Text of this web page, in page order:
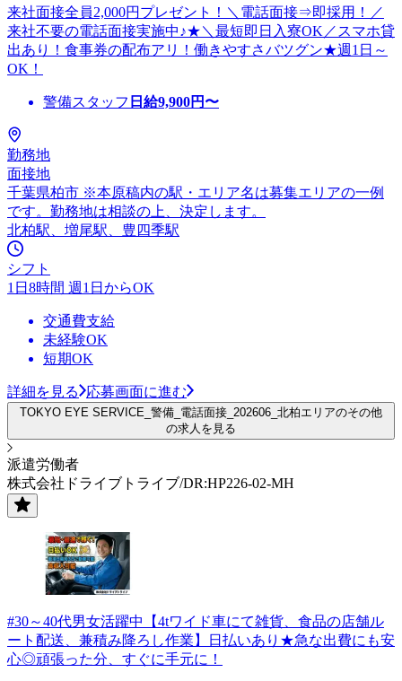
来社面接全員2,000円プレゼント！＼電話面接⇒即採用！／
来社不要の電話面接実施中♪★＼最短即日入寮OK／スマホ貸
出あり！食事券の配布アリ！働きやすさバツグン★週1日～
OK！
警備スタッフ 日給9,900円〜
勤務地
面接地
千葉県柏市 ※本原稿内の駅・エリア名は募集エリアの一例
です。勤務地は相談の上、決定します。
北柏駅、増尾駅、豊四季駅
シフト
1日8時間 週1日からOK
交通費支給
未経験OK
短期OK
詳細を見る 応募画面に進む
TOKYO EYE SERVICE_警備_電話面接_202606_北柏エリアのその他
の求人を見る
派遣労働者
株式会社ドライブトライブ/DR:HP226-02-MH
#30～40代男女活躍中【4tワイド車にて雑貨、食品の店舗ル
ート配送、兼積み降ろし作業】日払いあり★急な出費にも安
心◎頑張った分、すぐに手元に！